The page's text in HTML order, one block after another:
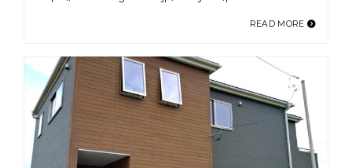
READ MORE